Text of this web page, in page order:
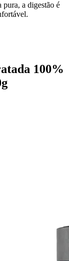
pura, a digestão é
100%